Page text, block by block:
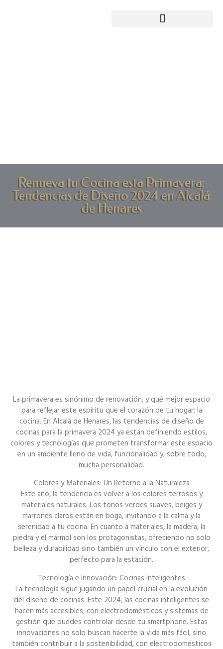
Renueva tu Cocina esta Primavera:
Tendencias de Diseño 2024 en Alcalá
de Henares
La primavera es sinónimo de renovación, y qué mejor espacio
para reflejar este espíritu que el corazón de tu hogar: la
cocina. En Alcalá de Henares, las tendencias de diseño de
cocinas para la primavera 2024 ya están definiendo estilos,
colores y tecnologías que prometen transformar este espacio
en un ambiente lleno de vida, funcionalidad y, sobre todo,
mucha personalidad.
Colores y Materiales: Un Retorno a la Naturaleza
Este año, la tendencia es volver a los colores terrosos y
materiales naturales. Los tonos verdes suaves, beiges y
marrones claros están en boga, invitando a la calma y la
serenidad a tu cocina. En cuanto a materiales, la madera, la
piedra y el mármol son los protagonistas, ofreciendo no solo
belleza y durabilidad sino también un vínculo con el exterior,
perfecto para la estación.
Tecnología e Innovación: Cocinas Inteligentes
La tecnología sigue jugando un papel crucial en la evolución
del diseño de cocinas. Este 2024, las cocinas inteligentes se
hacen más accesibles, con electrodomésticos y sistemas de
gestión que puedes controlar desde tu smartphone. Estas
innovaciones no solo buscan hacerte la vida más fácil, sino
también contribuir a la sostenibilidad, con electrodomésticos